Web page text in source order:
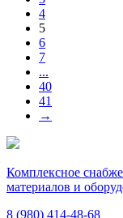
4
5
6
7
...
40
41
→
Комплексное
материалов и
8 (980) 414-48-68